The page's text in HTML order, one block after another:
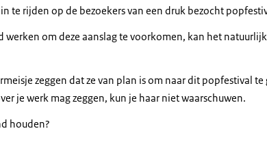
te rijden op de bezoekers van een druk bezocht
werken om deze aanslag te voorkomen, kan het
zeggen dat ze van plan is om naar dit popfestival te
je werk mag zeggen, kun je haar niet waarschuwen.
houden?